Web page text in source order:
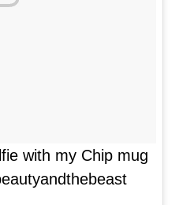
with my Chip mug